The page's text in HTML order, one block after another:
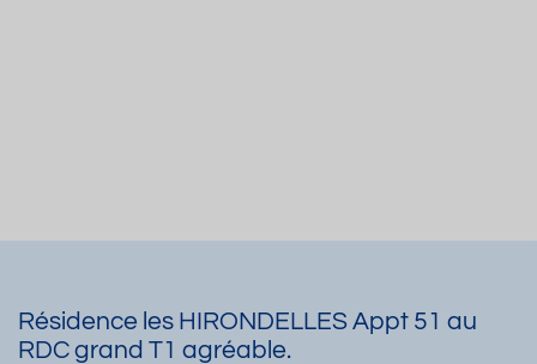
Résidence les HIRONDELLES Appt 51 au
RDC grand T1 agréable.